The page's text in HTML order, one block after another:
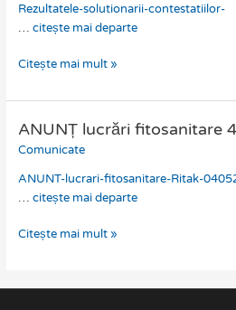
Rezultatele-solutionarii-contestatiilor-
… citește mai departe
proba
de
dosare
Citește mai mult »
ANUNȚ lucrări fitosanitare
Comunicate
ANUNT-lucrari-fitosanitare-Ritak-
… citește mai departe
ANUNȚ
lucrări
4-
5
2026
Citește mai mult »